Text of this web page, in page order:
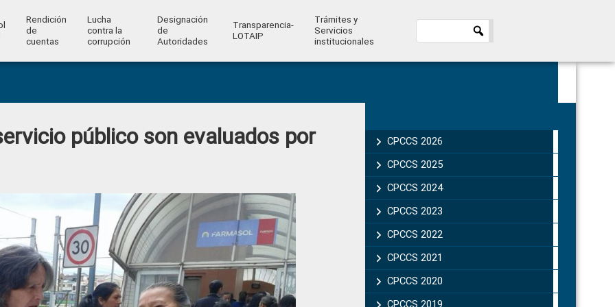
Rendición
de
cuentas
Lucha
contra la
corrupción
Designación
de
Autoridades
Transparencia-
LOTAIP
Trámites y
Servicios
institucionales
público son evaluados por
Sidebar
CPCCS 2026
CPCCS 2025
CPCCS 2024
CPCCS 2023
CPCCS 2022
CPCCS 2021
CPCCS 2020
CPCCS 2019 .